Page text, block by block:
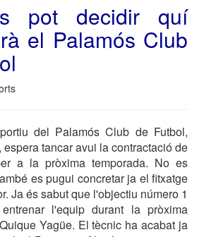
pot decidir quí
el Palamós Club
del Palamós Club de Futbol,
tancar avui la contractació de
a la pròxima temporada. No es
es pugui concretar ja el fitxatge
Ja és sabut que l'objectiu número 1
l'equip durant la pròxima
Yagüe. El tècnic ha acabat ja